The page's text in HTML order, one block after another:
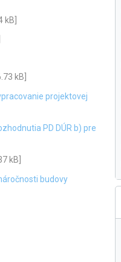
kB]
kB]
projektovej
PD DÚR b) pre
kB]
budovy